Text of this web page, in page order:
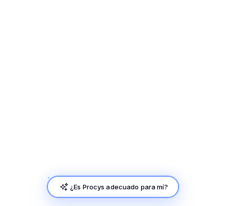
¿Es Procys adecuado para mí?